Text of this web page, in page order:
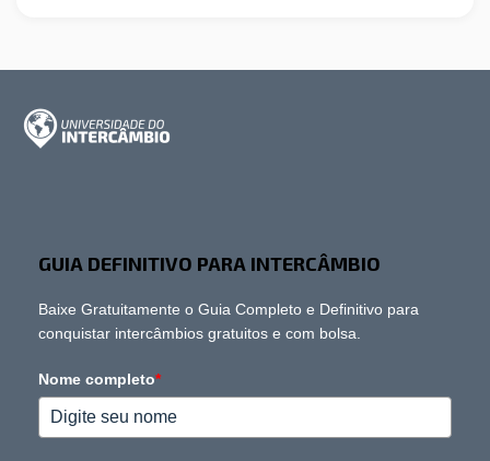
GUIA DEFINITIVO PARA INTERCÂMBIO
Baixe Gratuitamente o Guia Completo e Definitivo para
conquistar intercâmbios gratuitos e com bolsa.
Nome completo*